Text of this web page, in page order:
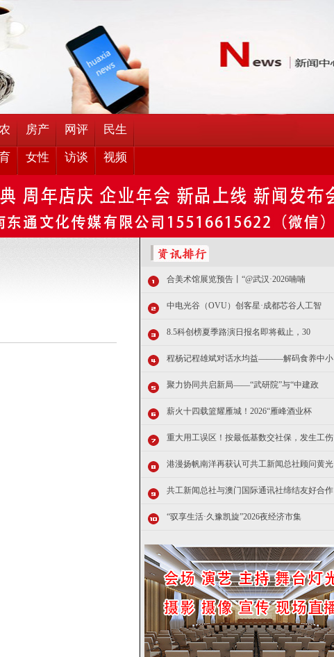
房产 网评 民生
女性 访谈 视频
合美术馆展览预告丨“@武汉·2026喃喃
中电光谷（OVU）创客星·成都芯谷人工智
8.5科创榜夏季路演日报名即将截止，30
程杨记程雄斌对话水均益———解码食养中小
聚力协同共启新局——“武研院”与“中建政
薪火十四载篮耀雁城！2026“雁峰酒业杯
重大用工误区！按最低基数交社保，发生工伤
港漫扬帆南洋再获认可共工新闻总社顾问黄光
共工新闻总社与澳门国际通讯社缔结友好合作
“驭享生活·久豫凯旋”2026夜经济市集